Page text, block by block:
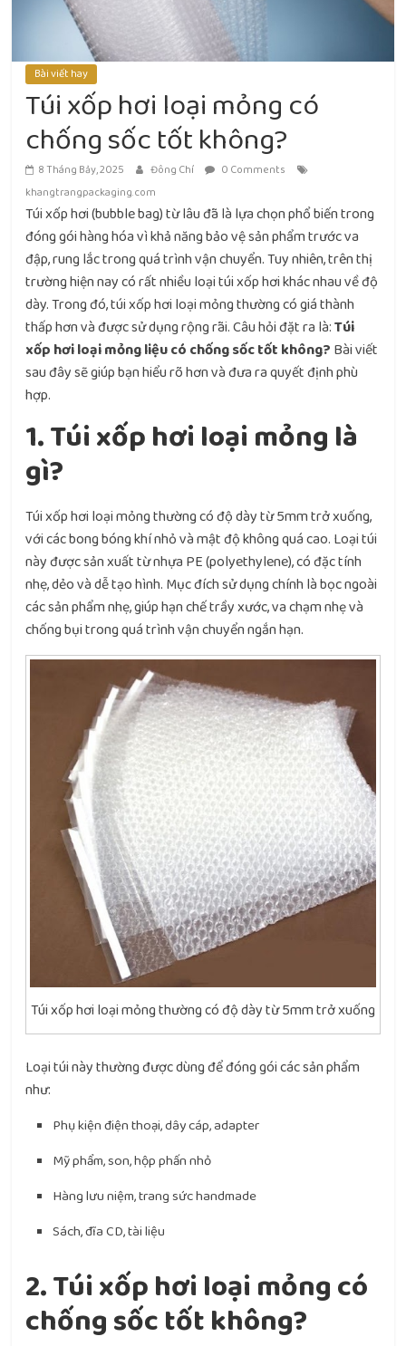
Bài viết hay
Túi xốp hơi loại mỏng có
chống sốc tốt không?
8 Tháng Bảy, 2025 Đông Chí
0 Comments
khangtrangpackaging.com
Túi xốp hơi (bubble bag) từ lâu đã là lựa chọn phổ biến trong
đóng gói hàng hóa vì khả năng bảo vệ sản phẩm trước va
đập, rung lắc trong quá trình vận chuyển. Tuy nhiên, trên thị
trường hiện nay có rất nhiều loại túi xốp hơi khác nhau về độ
dày. Trong đó, túi xốp hơi loại mỏng thường có giá thành
thấp hơn và được sử dụng rộng rãi. Câu hỏi đặt ra là:Túi
xốp hơi loại mỏng liệu có chống sốc tốt không? Bài viết
sau đây sẽ giúp bạn hiểu rõ hơn và đưa ra quyết định phù
hợp.
1. Túi xốp hơi loại mỏng là
gì?
Túi xốp hơi loại mỏng thường có độ dày từ 5mm trở xuống,
với các bong bóng khí nhỏ và mật độ không quá cao. Loại túi
này được sản xuất từ nhựa PE (polyethylene), có đặc tính
nhẹ, dẻo và dễ tạo hình. Mục đích sử dụng chính là bọc ngoài
các sản phẩm nhẹ, giúp hạn chế trầy xước, va chạm nhẹ và
chống bụi trong quá trình vận chuyển ngắn hạn.
Túi xốp hơi loại mỏng thường có độ dày từ 5mm trở xuống
Loại túi này thường được dùng để đóng gói các sản phẩm
như:
Phụ kiện điện thoại, dây cáp, adapter
Mỹ phẩm, son, hộp phấn nhỏ
Hàng lưu niệm, trang sức handmade
Sách, đĩa CD, tài liệu
2. Túi xốp hơi loại mỏng có
chống sốc tốt không?